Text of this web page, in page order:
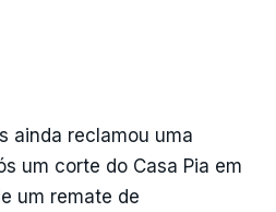
ainda reclamou uma
um corte do Casa Pia em
um remate de